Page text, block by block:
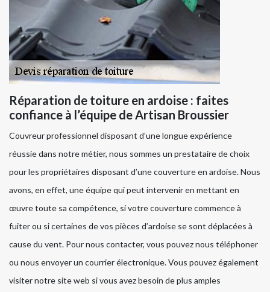
Réparation de toiture en ardoise : faites
confiance à l’équipe de Artisan Broussier
Couvreur professionnel disposant d’une longue expérience
réussie dans notre métier, nous sommes un prestataire de choix
pour les propriétaires disposant d’une couverture en ardoise. Nous
avons, en effet, une équipe qui peut intervenir en mettant en
œuvre toute sa compétence, si votre couverture commence à
fuiter ou si certaines de vos pièces d’ardoise se sont déplacées à
cause du vent. Pour nous contacter, vous pouvez nous téléphoner
ou nous envoyer un courrier électronique. Vous pouvez également
visiter notre site web si vous avez besoin de plus amples